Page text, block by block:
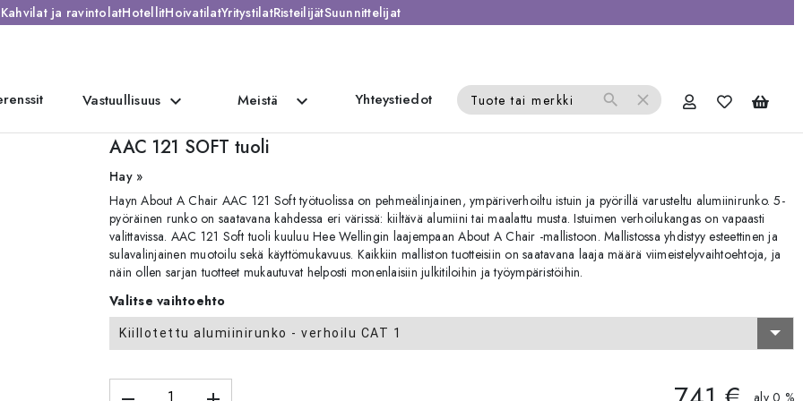
Kahvilat ja ravintolatHotellitHoivatilatYritystilatRisteilijätSuunnittelijat
Vastuullisuus expand_more Meistä expand_more Yhteystiedot Tuote tai merkki search close
AAC 121 SOFT tuoli
Hay »
Hayn About A Chair AAC 121 Soft työtuolissa on pehmeälinjainen, ympäriverhoiltu istuin ja pyörillä varusteltu alumiinirunko. 5-
pyöräinen runko on saatavana kahdessa eri värissä: kiiltävä alumiini tai maalattu musta. Istuimen verhoilukangas on vapaasti
valittavissa. AAC 121 Soft tuoli kuuluu Hee Wellingin laajempaan About A Chair -mallistoon. Mallistossa yhdistyy esteettinen ja
sulavalinjainen muotoilu sekä käyttömukavuus. Kaikkiin malliston tuotteisiin on saatavana laaja määrä viimeistelyvaihtoehtoja, ja
näin ollen sarjan tuotteet mukautuvat helposti monenlaisiin julkitiloihin ja työympäristöihin.
Valitse vaihtoehto
Kiillotettu alumiinirunko - verhoilu CAT 1
alv 0 %